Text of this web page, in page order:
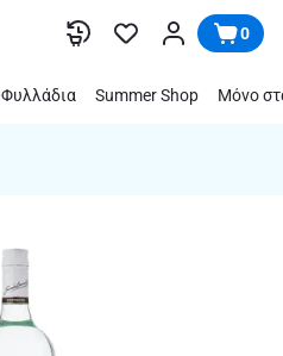
0
Φυλλάδια Summer Shop Μόνο